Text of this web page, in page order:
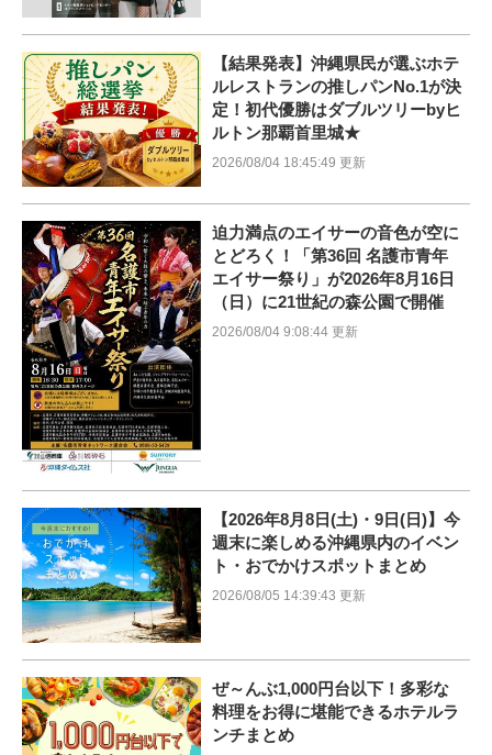
【結果発表】沖縄県民が選ぶホテ
ルレストランの推しパンNo.1が決
定！初代優勝はダブルツリーbyヒ
ルトン那覇首里城★
2026/08/04 18:45:49 更新
迫力満点のエイサーの音色が空に
とどろく！「第36回 名護市青年
エイサー祭り」が2026年8月16日
（日）に21世紀の森公園で開催
2026/08/04 9:08:44 更新
【2026年8月8日(土)・9日(日)】今
週末に楽しめる沖縄県内のイベン
ト・おでかけスポットまとめ
2026/08/05 14:39:43 更新
ぜ～んぶ1,000円台以下！多彩な
料理をお得に堪能できるホテルラ
ンチまとめ